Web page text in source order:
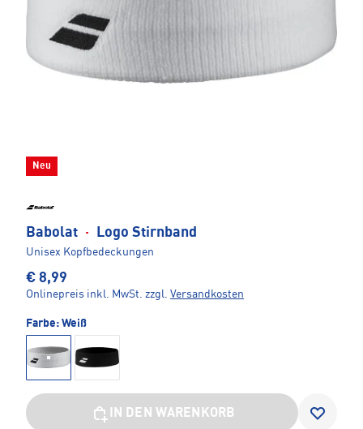
Neu
Babolat · Logo Stirnband
Unisex Kopfbedeckungen
€ 8,99
Onlinepreis inkl. MwSt. zzgl. Versandkosten
Farbe: Weiß
IN DEN WARENKORB